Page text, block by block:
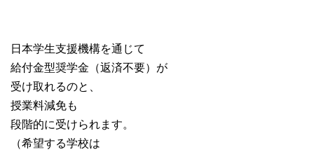
日本学生支援機構を通じて
給付金型奨学金（返済不要）が
受け取れるのと、
授業料減免も
段階的に受けられます。
（希望する学校は